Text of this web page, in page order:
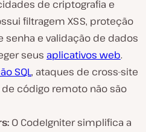
de criptografia e
filtragem XSS, proteção
senha e validação de dados
seus aplicativos web.
SQL, ataques de cross-site
código remoto não são
O CodeIgniter simplifica a